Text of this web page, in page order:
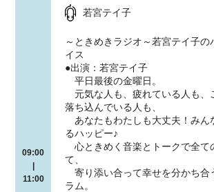
09:00
11:00
若宮テイ子
～ときめきラジオ～若宮テイ子
イス
●出演：若宮テイ子
平日最後の金曜日。
元気な人も、疲れている人も、
落ち込んでいる人も、
あなたもわたしも大丈夫！みん
るハッピー♪
心ときめく音楽とトークで全て
て、
寄り添い合って幸せを分かち合
ラム。